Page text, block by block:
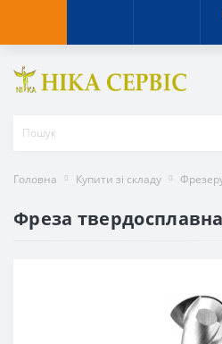
Головна Купити зі складу
Фреза